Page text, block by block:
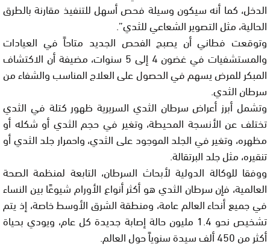
الدخل، كما أنه سيكون وسيلة فحص أسهل للتنفيذ مقارنة بالطرق
الحالية، مثل التصوير الشعاعي للثدي”.
وتوقعت فطاني أن يصبح الفحص الجديد متاحاً في العيادات
والمستشفيات في غضون 4 إلى 5 سنوات، مضيفة أن الاكتشاف
المبكر للمرض يسهم في الحصول على العلاج المناسب والشفاء من
سرطان الثدي.
وتشمل أبرز أعراض سرطان الثدي السريرية ظهور كتلة في الثدي
تختلف عن الأنسجة المحيطة، وتغير في حجم الثدي أو شكله أو
مظهره، وتغير في الجلد الموجود على الثدي، واحمرار جلد الثدي أو
تنقيره، مثل جلد البرتقالة.
ووفقا للوكالة الدولية لأبحاث السرطان، التابعة لمنظمة الصحة
العالمية، فإن سرطان الثدي هو أكثر أنواع الأورام شيوعًا بين النساء
في جميع أنحاء العالم عامة، ومنطقة الشرق الأوسط خاصة، إذ يتم
تشخيص نحو 1.4 مليون حالة إصابة جديدة كل عام، ويودي بحياة
أكثر من 450 ألف سيدة سنوياً حول العالم.